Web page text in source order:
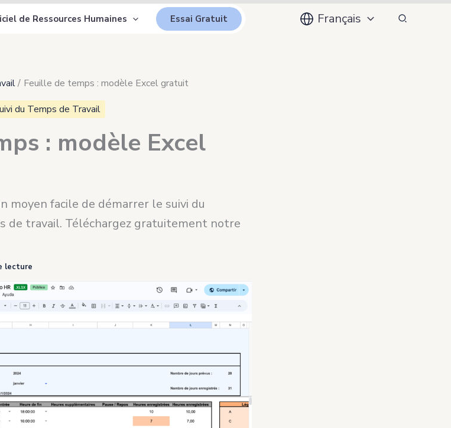
de Ressources Humaines Essai Gratuit Français Rechercher
Feuille de temps : modèle Excel gratuit
du Temps de Travail
: modèle Excel
moyen facile de démarrer le suivi du
de travail. Téléchargez gratuitement notre
lecture